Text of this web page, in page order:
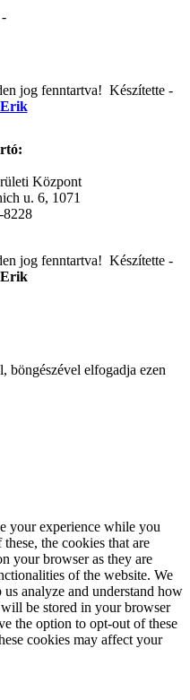
-
Vajdaiskola.hu © 2012-2023 Minden jog fenntartva! ‎‎‏‏‎ ‎Készítette -
Erik
Központ
u. 6, 1071
8228
Vajdaiskola.hu © 2012-2020 Minden jog fenntartva! ‎‎‏‏‎ ‎Készítette -
Erik
böngészével elfogadja ezen
your experience while you
the cookies that are
your browser as they are
of the website. We
analyze and understand how
be stored in your browser
the option to opt-out of these
cookies may affect your